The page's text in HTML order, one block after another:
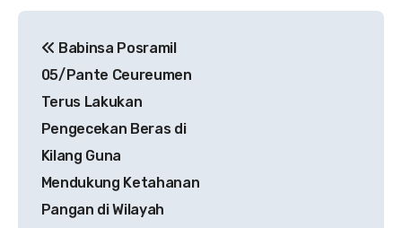
pos
Babinsa Posramil
05/Pante Ceureumen
Terus Lakukan
Pengecekan Beras di
Kilang Guna
Mendukung Ketahanan
Pangan di Wilayah